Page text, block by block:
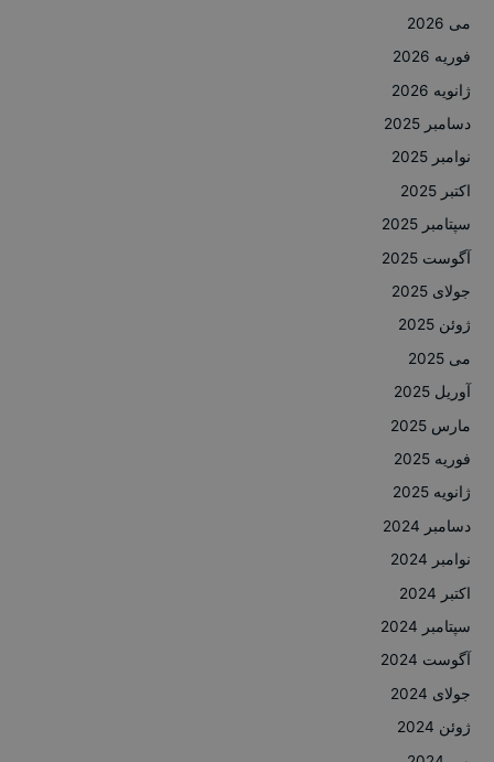
می 2026
فوریه 2026
ژانویه 2026
دسامبر 2025
نوامبر 2025
اکتبر 2025
سپتامبر 2025
آگوست 2025
جولای 2025
ژوئن 2025
می 2025
آوریل 2025
مارس 2025
فوریه 2025
ژانویه 2025
دسامبر 2024
نوامبر 2024
اکتبر 2024
سپتامبر 2024
آگوست 2024
جولای 2024
ژوئن 2024